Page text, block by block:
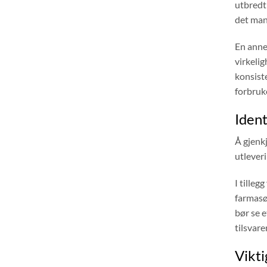
utbredt
det
En
Å
I tillegg
bør se